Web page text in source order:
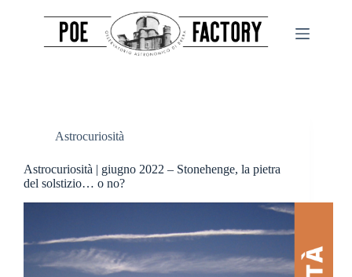
Astrocuriosità
Astrocuriosità | giugno 2022 – Stonehenge, la pietra
del solstizio… o no?